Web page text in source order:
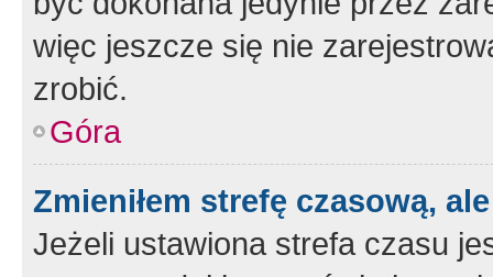
więc jeszcze się nie
zrobić.
Góra
Zmieniłem strefę czasową,
Jeżeli ustawiona strefa czasu